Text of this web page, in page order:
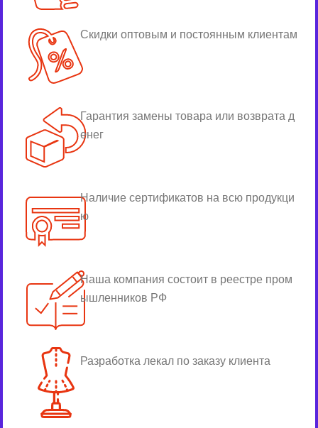
Скидки оптовым и постоянным клиентам
Гарантия замены товара или возврата д
енег
Наличие сертификатов на всю продукци
ю
Наша компания состоит в реестре пром
ышленников РФ
Разработка лекал по заказу клиента